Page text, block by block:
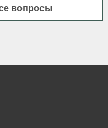
вопросы